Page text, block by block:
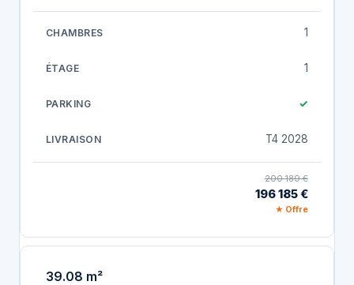
1
1
✓
T4 2028
200 189 €
196 185 €
★ Offre
39.08 m²